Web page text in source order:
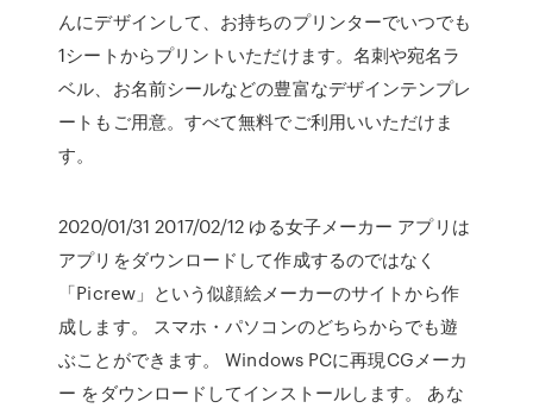
んにデザインして、お持ちのプリンターでいつでも
1シートからプリントいただけます。名刺や宛名ラ
ベル、お名前シールなどの豊富なデザインテンプレ
ートもご用意。すべて無料でご利用いいただけま
す。
2020/01/31 2017/02/12 ゆる女子メーカー アプリは
アプリをダウンロードして作成するのではなく
「Picrew」という似顔絵メーカーのサイトから作
成します。 スマホ・パソコンのどちらからでも遊
ぶことができます。 Windows PCに再現CGメーカ
ー をダウンロードしてインストールします。 あな